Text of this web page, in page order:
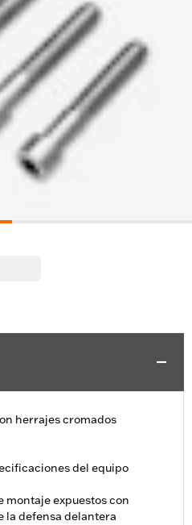
herrajes cromados
del equipo
montaje expuestos con
la defensa delantera